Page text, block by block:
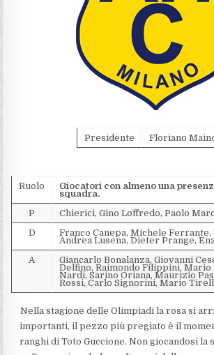
Presidente Floriano
Ruolo Giocatori con almeno una
squadra.
P
Chierici, Gino Loffredo, Paolo
D
Franco Canepa, Michele Ferrante,
Andrea Lusena, Dieter Prange,
A
Giancarlo Bonalanza, Giovanni
Delfino, Raimondo Filippini,
Nardi, Sarino Oriana, Maurizio
Rossi, Carlo Signorini, Mario
Nella stagione delle Olimpiadi la rosa si
importanti, il pezzo più pregiato è il
ranghi di Toto Guccione. Non giocandosi la